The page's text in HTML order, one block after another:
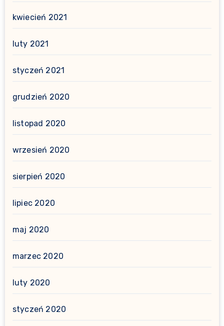
kwiecień 2021
luty 2021
styczeń 2021
grudzień 2020
listopad 2020
wrzesień 2020
sierpień 2020
lipiec 2020
maj 2020
marzec 2020
luty 2020
styczeń 2020